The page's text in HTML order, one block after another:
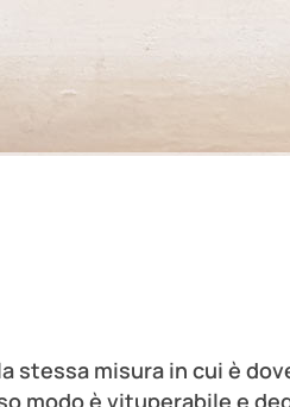
misura in cui è
modo è vituperabile e